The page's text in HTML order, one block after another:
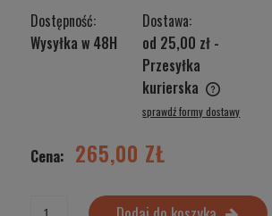
Dostępność:
Wysyłka w 48H
Dostawa:
od 25,00 zł -
Przesyłka
kurierska
Cena nie zawiera ewentualnych kosztów płatności
sprawdź formy dostawy
Cena: 265,00 ZŁ